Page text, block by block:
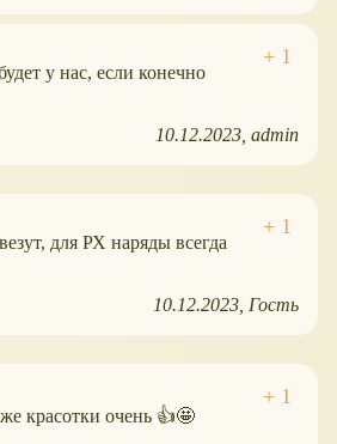
у нас, если конечно
10.12.2023 admin
для РХ наряды всегда
10.12.2023 Гость
красотки очень 👍🤩